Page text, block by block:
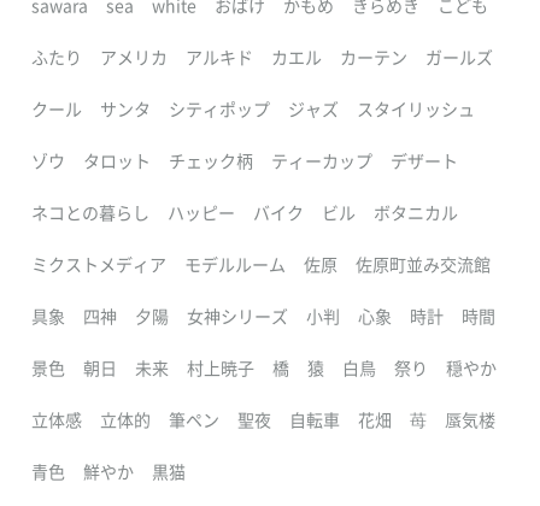
sawara sea white おばけ かもめ きらめき こども
ふたり アメリカ アルキド カエル カーテン ガールズ
クール サンタ シティポップ ジャズ スタイリッシュ
ゾウ タロット チェック柄 ティーカップ デザート
ネコとの暮らし ハッピー バイク ビル ボタニカル
ミクストメディア モデルルーム 佐原 佐原町並み交流館
具象 四神 夕陽 女神シリーズ 小判 心象 時計 時間
景色 朝日 未来 村上暁子 橋 猿 白鳥 祭り 穏やか
立体感 立体的 筆ペン 聖夜 自転車 花畑 苺 蜃気楼
青色 鮮やか 黒猫